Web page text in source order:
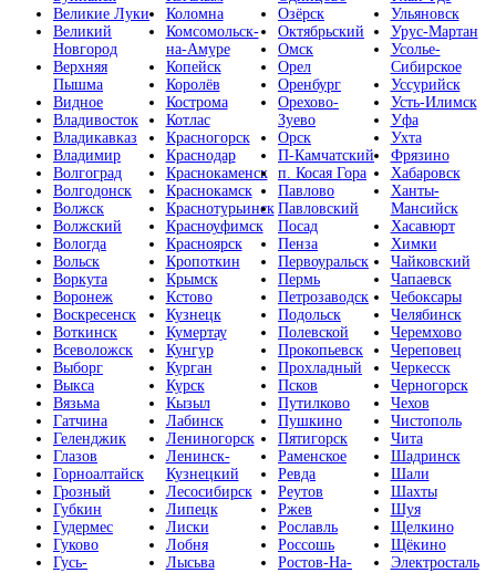
Великие Луки
Великий
Новгород
Верхняя
Пышма
Видное
Владивосток
Владикавказ
Владимир
Волгоград
Волгодонск
Волжск
Волжский
Вологда
Вольск
Воркута
Воронеж
Воскресенск
Воткинск
Всеволожск
Выборг
Выкса
Вязьма
Гатчина
Геленджик
Глазов
Горноалтайск
Грозный
Губкин
Гудермес
Гуково
Гусь-
Коломна
Комсомольск-
на-Амуре
Копейск
Королёв
Кострома
Котлас
Красногорск
Краснодар
Краснокаменск
Краснокамск
Краснотурьинск
Красноуфимск
Красноярск
Кропоткин
Крымск
Кстово
Кузнецк
Кумертау
Кунгур
Курган
Курск
Кызыл
Лабинск
Лениногорск
Ленинск-
Кузнецкий
Лесосибирск
Липецк
Лиски
Лобня
Лысьва
Озёрск
Октябрьский
Омск
Орел
Оренбург
Орехово-
Зуево
Орск
П-Камчатский
п. Косая Гора
Павлово
Павловский
Посад
Пенза
Первоуральск
Пермь
Петрозаводск
Подольск
Полевской
Прокопьевск
Прохладный
Псков
Путилково
Пушкино
Пятигорск
Раменское
Ревда
Реутов
Ржев
Рославль
Россошь
Ростов-На-
Ульяновск
Урус-Мартан
Усолье-
Сибирское
Уссурийск
Усть-Илимск
Уфа
Ухта
Фрязино
Хабаровск
Ханты-
Мансийск
Хасавюрт
Химки
Чайковский
Чапаевск
Чебоксары
Челябинск
Черемхово
Череповец
Черкесск
Черногорск
Чехов
Чистополь
Чита
Шадринск
Шали
Шахты
Шуя
Щелкино
Щёкино
Электросталь